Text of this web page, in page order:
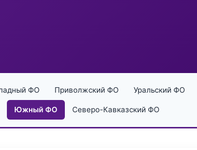
ФО Приволжский ФО Уральский ФО
Южный ФО Северо-Кавказский ФО